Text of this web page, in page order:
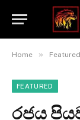
Home » Featured
FEATURED
රජය